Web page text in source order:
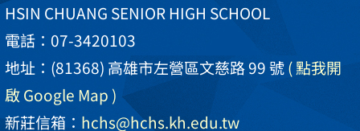
HSIN CHUANG SENIOR HIGH SCHOOL
電話：07-3420103
地址：(81368) 高雄市左營區文慈路 99 號( 點我開
啟 Google Map )
新莊信箱： hchs@hchs.kh.edu.tw